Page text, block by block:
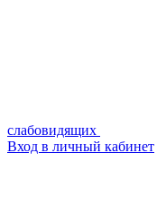
слабовидящих
Вход в личный кабинет